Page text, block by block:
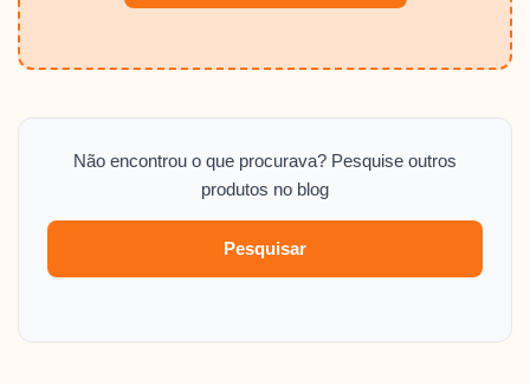
Não encontrou o que procurava? Pesquise outros
produtos no blog
Pesquisar